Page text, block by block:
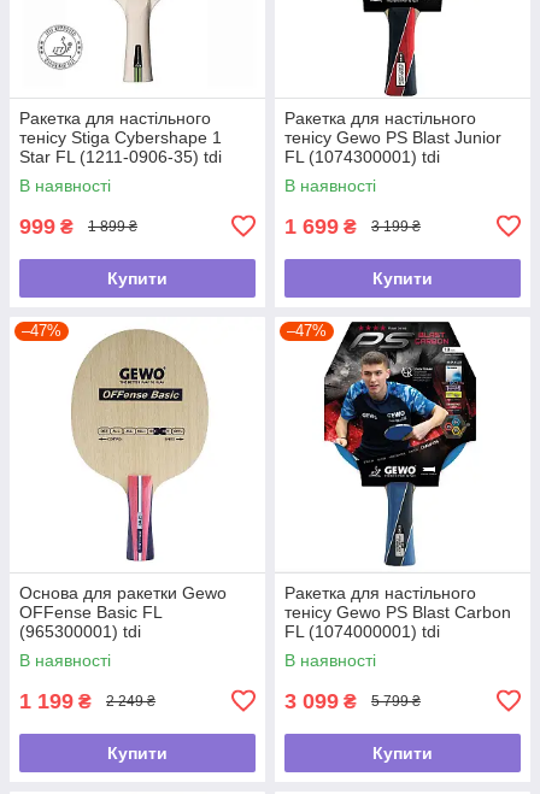
Ракетка для настільного
тенісу Stiga Cybershape 1
Star FL (1211-0906-35) tdi
В наявності
999 ₴ 1 899 ₴
Купити
Ракетка для настільного
тенісу Gewo PS Blast Junior
FL (1074300001) tdi
В наявності
1 699 ₴ 3 199 ₴
Купити
–47%
Основа для ракетки Gewo
OFFense Basic FL
(965300001) tdi
В наявності
1 199 ₴ 2 249 ₴
Купити
–47%
Ракетка для настільного
тенісу Gewo PS Blast Carbon
FL (1074000001) tdi
В наявності
3 099 ₴ 5 799 ₴
Купити